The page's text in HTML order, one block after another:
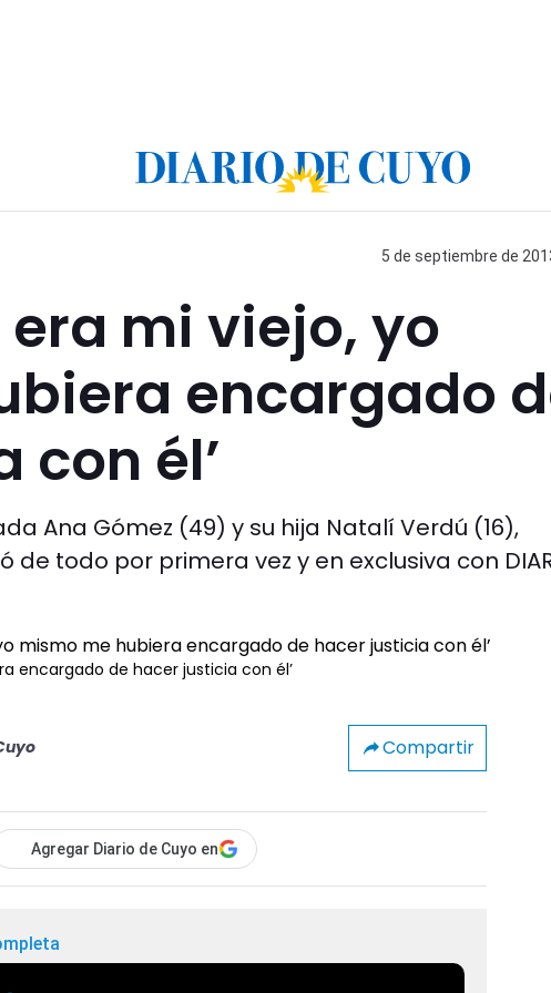
5 de septiembre de
era mi viejo, yo
encargado
con él’
Ana Gómez (49) y su hija Natalí Verdú (16),
de todo por primera vez y en exclusiva con
encargado de hacer justicia con él’
Compartir
Agregar Diario de Cuyo en